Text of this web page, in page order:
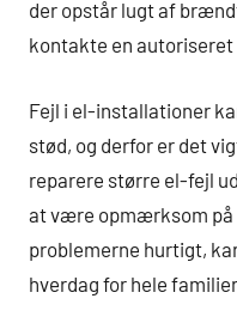
der opstår lugt af
kontakte en
Fejl i el-installationer
stød, og derfor er det
reparere større el-fejl
at være opmærksom på
problemerne hurtigt,
hverdag for hele